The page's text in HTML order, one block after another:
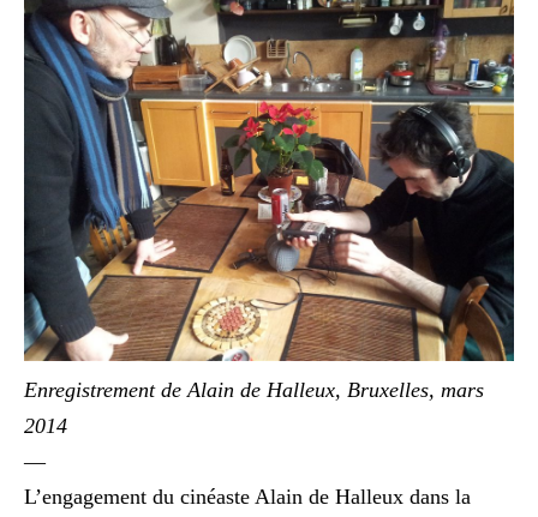
Enregistrement de Alain de Halleux, Bruxelles, mars
2014
—
L’engagement du cinéaste Alain de Halleux dans la